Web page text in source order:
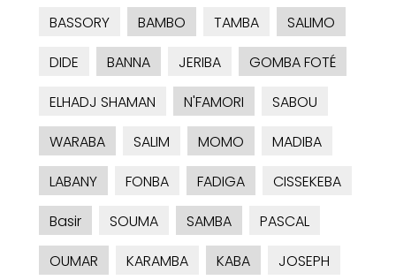
BASSORY
BAMBO TAMBA
SALIMO
DIDE
BANNA JERIBA
GOMBA FOTÉ
ELHADJ SHAMAN
N'FAMORI
SABOU
WARABA
SALIM MOMO
MADIBA
LABANY
FONBA FADIGA
CISSEKEBA
Basir
SOUMA SAMBA
PASCAL
OUMAR
KARAMBA KABA
JOSEPH